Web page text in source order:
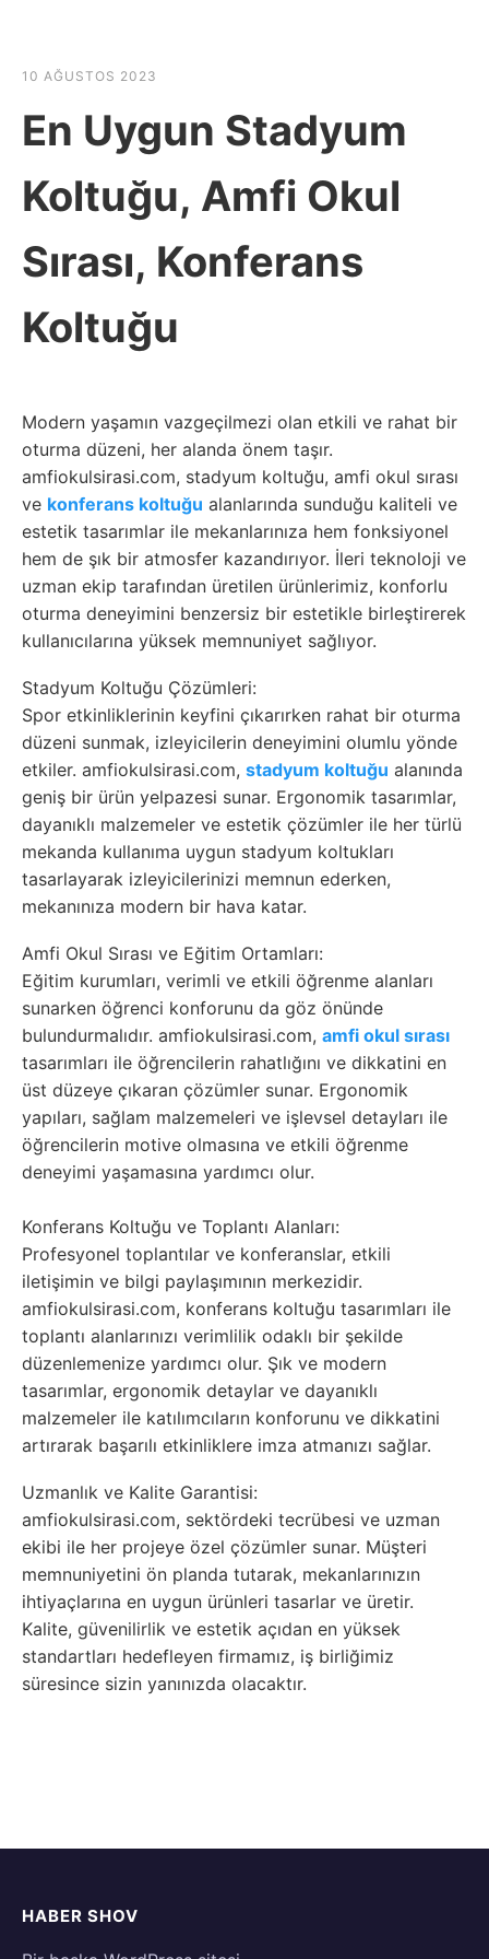
10 AĞUSTOS 2023
En Uygun Stadyum
Koltuğu, Amfi Okul
Sırası, Konferans
Koltuğu
Modern yaşamın vazgeçilmezi olan etkili ve rahat bir
oturma düzeni, her alanda önem taşır.
amfiokulsirasi.com, stadyum koltuğu, amfi okul sırası
ve konferans koltuğu alanlarında sunduğu kaliteli ve
estetik tasarımlar ile mekanlarınıza hem fonksiyonel
hem de şık bir atmosfer kazandırıyor. İleri teknoloji ve
uzman ekip tarafından üretilen ürünlerimiz, konforlu
oturma deneyimini benzersiz bir estetikle birleştirerek
kullanıcılarına yüksek memnuniyet sağlıyor.
Stadyum Koltuğu Çözümleri:
Spor etkinliklerinin keyfini çıkarırken rahat bir oturma
düzeni sunmak, izleyicilerin deneyimini olumlu yönde
etkiler. amfiokulsirasi.com, stadyum koltuğu alanında
geniş bir ürün yelpazesi sunar. Ergonomik tasarımlar,
dayanıklı malzemeler ve estetik çözümler ile her türlü
mekanda kullanıma uygun stadyum koltukları
tasarlayarak izleyicilerinizi memnun ederken,
mekanınıza modern bir hava katar.
Amfi Okul Sırası ve Eğitim Ortamları:
Eğitim kurumları, verimli ve etkili öğrenme alanları
sunarken öğrenci konforunu da göz önünde
bulundurmalıdır. amfiokulsirasi.com, amfi okul sırası
tasarımları ile öğrencilerin rahatlığını ve dikkatini en
üst düzeye çıkaran çözümler sunar. Ergonomik
yapıları, sağlam malzemeleri ve işlevsel detayları ile
öğrencilerin motive olmasına ve etkili öğrenme
deneyimi yaşamasına yardımcı olur.
Konferans Koltuğu ve Toplantı Alanları:
Profesyonel toplantılar ve konferanslar, etkili
iletişimin ve bilgi paylaşımının merkezidir.
amfiokulsirasi.com, konferans koltuğu tasarımları ile
toplantı alanlarınızı verimlilik odaklı bir şekilde
düzenlemenize yardımcı olur. Şık ve modern
tasarımlar, ergonomik detaylar ve dayanıklı
malzemeler ile katılımcıların konforunu ve dikkatini
artırarak başarılı etkinliklere imza atmanızı sağlar.
Uzmanlık ve Kalite Garantisi:
amfiokulsirasi.com, sektördeki tecrübesi ve uzman
ekibi ile her projeye özel çözümler sunar. Müşteri
memnuniyetini ön planda tutarak, mekanlarınızın
ihtiyaçlarına en uygun ürünleri tasarlar ve üretir.
Kalite, güvenilirlik ve estetik açıdan en yüksek
standartları hedefleyen firmamız, iş birliğimiz
süresince sizin yanınızda olacaktır.
HABER SHOV